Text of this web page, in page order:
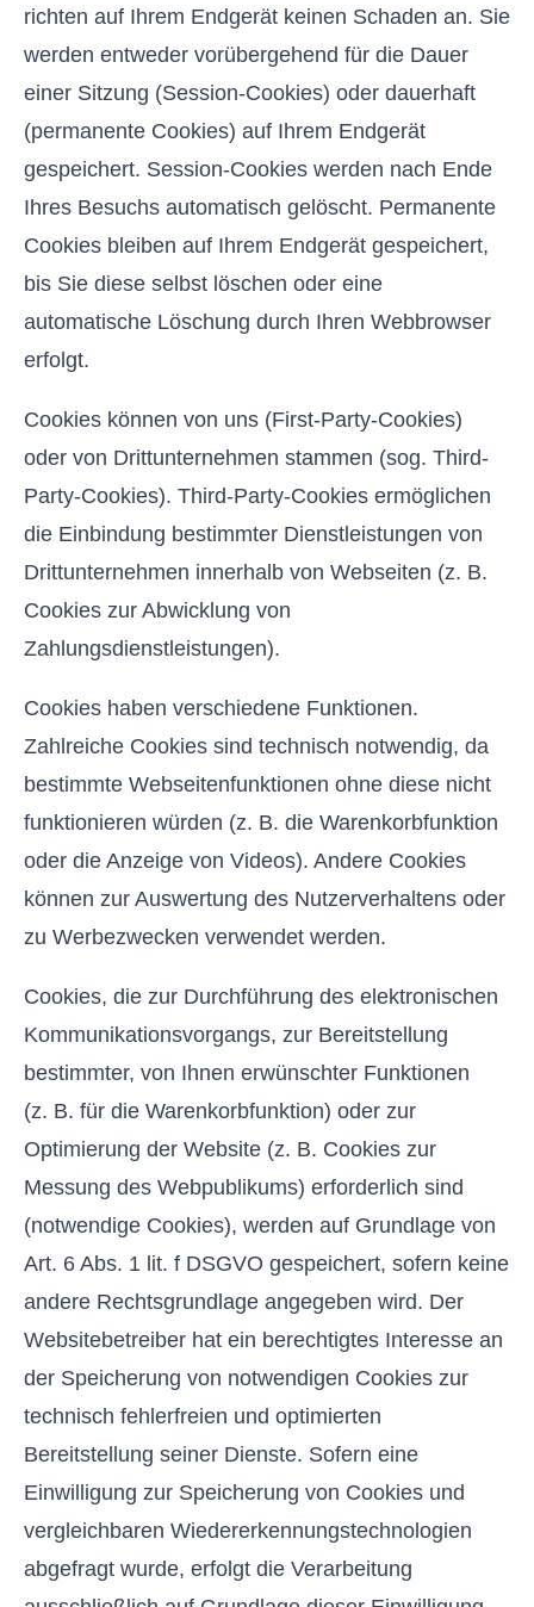
richten auf Ihrem Endgerät keinen Schaden an. Sie
werden entweder vorübergehend für die Dauer
einer Sitzung (Session-Cookies) oder dauerhaft
(permanente Cookies) auf Ihrem Endgerät
gespeichert. Session-Cookies werden nach Ende
Ihres Besuchs automatisch gelöscht. Permanente
Cookies bleiben auf Ihrem Endgerät gespeichert,
bis Sie diese selbst löschen oder eine
automatische Löschung durch Ihren Webbrowser
erfolgt.
Cookies können von uns (First-Party-Cookies)
oder von Drittunternehmen stammen (sog. Third-
Party-Cookies). Third-Party-Cookies ermöglichen
die Einbindung bestimmter Dienstleistungen von
Drittunternehmen innerhalb von Webseiten (z. B.
Cookies zur Abwicklung von
Zahlungsdienstleistungen).
Cookies haben verschiedene Funktionen.
Zahlreiche Cookies sind technisch notwendig, da
bestimmte Webseitenfunktionen ohne diese nicht
funktionieren würden (z. B. die Warenkorbfunktion
oder die Anzeige von Videos). Andere Cookies
können zur Auswertung des Nutzerverhaltens oder
zu Werbezwecken verwendet werden.
Cookies, die zur Durchführung des elektronischen
Kommunikationsvorgangs, zur Bereitstellung
bestimmter, von Ihnen erwünschter Funktionen
(z. B. für die Warenkorbfunktion) oder zur
Optimierung der Website (z. B. Cookies zur
Messung des Webpublikums) erforderlich sind
(notwendige Cookies), werden auf Grundlage von
Art. 6 Abs. 1 lit. f DSGVO gespeichert, sofern keine
andere Rechtsgrundlage angegeben wird. Der
Websitebetreiber hat ein berechtigtes Interesse an
der Speicherung von notwendigen Cookies zur
technisch fehlerfreien und optimierten
Bereitstellung seiner Dienste. Sofern eine
Einwilligung zur Speicherung von Cookies und
vergleichbaren Wiedererkennungstechnologien
abgefragt wurde, erfolgt die Verarbeitung